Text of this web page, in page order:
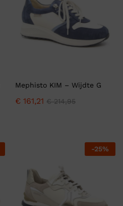
Mephisto KIM – Wijdte G
€ 161,21 €214,95
-25%